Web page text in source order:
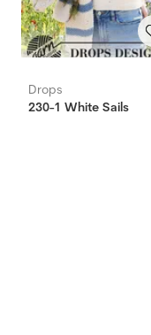
Drops
230-1 White Sails